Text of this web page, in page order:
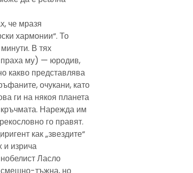
че мразя
хармонии“. То
В тях
му) — юродив,
какво представлява
очукани, като
ги на някоя планета
Нарежда им
го правят.
как „звездите“
и изрича
Ласло